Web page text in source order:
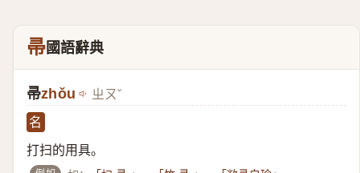
帚國語辭典
帚zhǒu ㄓㄡˇ
名
打扫的用具。